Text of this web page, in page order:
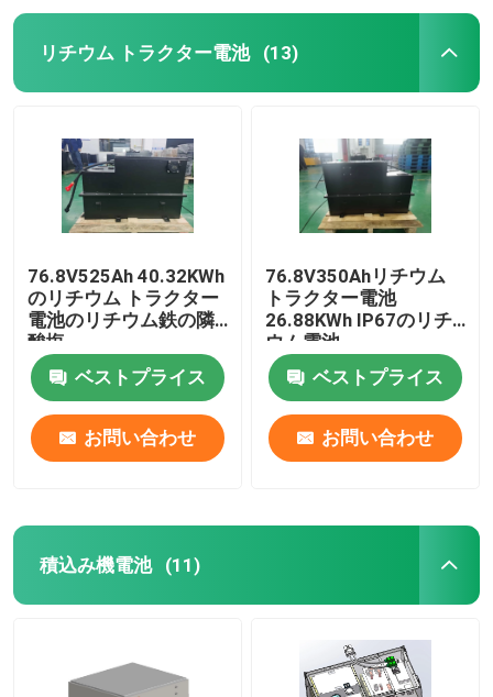
リチウム トラクター電池 (13)
76.8V525Ah 40.32KWh
のリチウム トラクター
電池のリチウム鉄の隣
酸塩
ベストプライス
お問い合わせ
76.8V350Ahリチウム
トラクター電池
26.88KWh IP67のリチ
ウム電池
ベストプライス
お問い合わせ
積込み機電池 (11)